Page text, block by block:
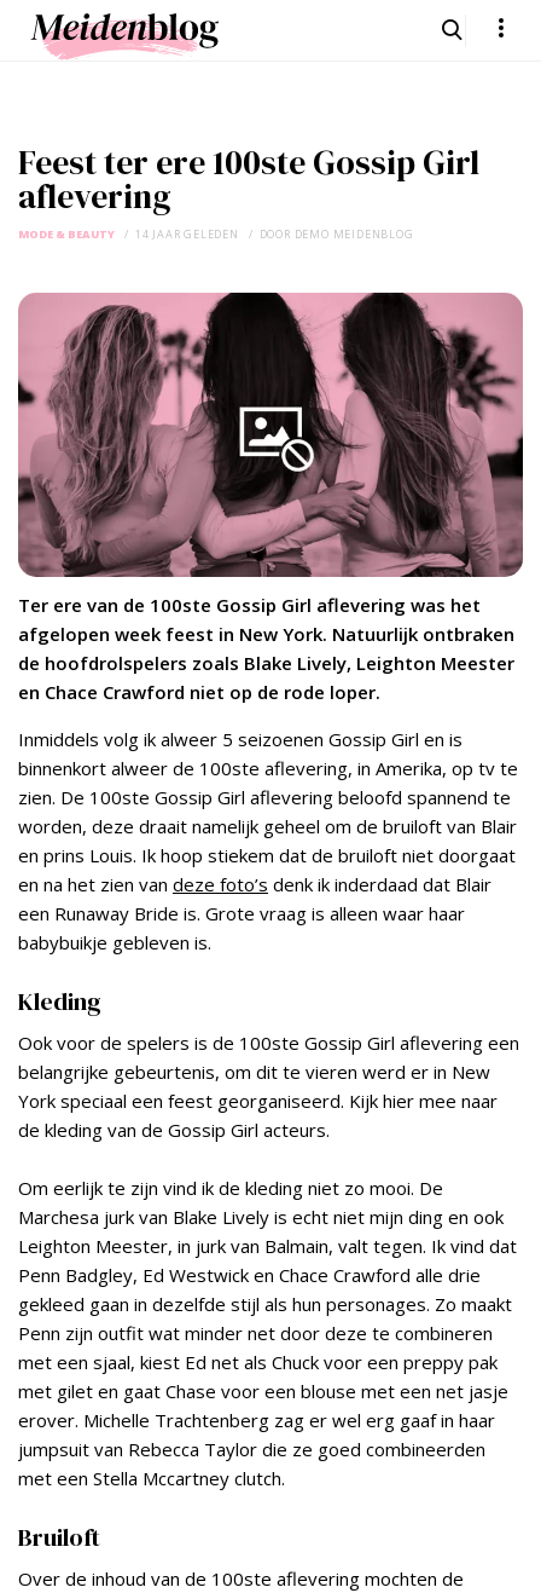
Feest ter ere 100ste Gossip Girl
aflevering
MODE & BEAUTY 14 JAAR GELEDEN DOOR DEMO MEIDENBLOG
Ter ere van de 100ste Gossip Girl aflevering was het
afgelopen week feest in New York. Natuurlijk ontbraken
de hoofdrolspelers zoals Blake Lively, Leighton Meester
en Chace Crawford niet op de rode loper.
Inmiddels volg ik alweer 5 seizoenen Gossip Girl en is
binnenkort alweer de 100ste aflevering, in Amerika, op tv te
zien. De 100ste Gossip Girl aflevering beloofd spannend te
worden, deze draait namelijk geheel om de bruiloft van Blair
en prins Louis. Ik hoop stiekem dat de bruiloft niet doorgaat
en na het zien van deze foto’s denk ik inderdaad dat Blair
een Runaway Bride is. Grote vraag is alleen waar haar
babybuikje gebleven is.
Kleding
Ook voor de spelers is de 100ste Gossip Girl aflevering een
belangrijke gebeurtenis, om dit te vieren werd er in New
York speciaal een feest georganiseerd. Kijk hier mee naar
de kleding van de Gossip Girl acteurs.
Om eerlijk te zijn vind ik de kleding niet zo mooi. De
Marchesa jurk van Blake Lively is echt niet mijn ding en ook
Leighton Meester, in jurk van Balmain, valt tegen. Ik vind dat
Penn Badgley, Ed Westwick en Chace Crawford alle drie
gekleed gaan in dezelfde stijl als hun personages. Zo maakt
Penn zijn outfit wat minder net door deze te combineren
met een sjaal, kiest Ed net als Chuck voor een preppy pak
met gilet en gaat Chase voor een blouse met een net jasje
erover. Michelle Trachtenberg zag er wel erg gaaf in haar
jumpsuit van Rebecca Taylor die ze goed combineerden
met een Stella Mccartney clutch.
Bruiloft
Over de inhoud van de 100ste aflevering mochten de